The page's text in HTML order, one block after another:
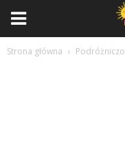
Strona główna Podróżniczo